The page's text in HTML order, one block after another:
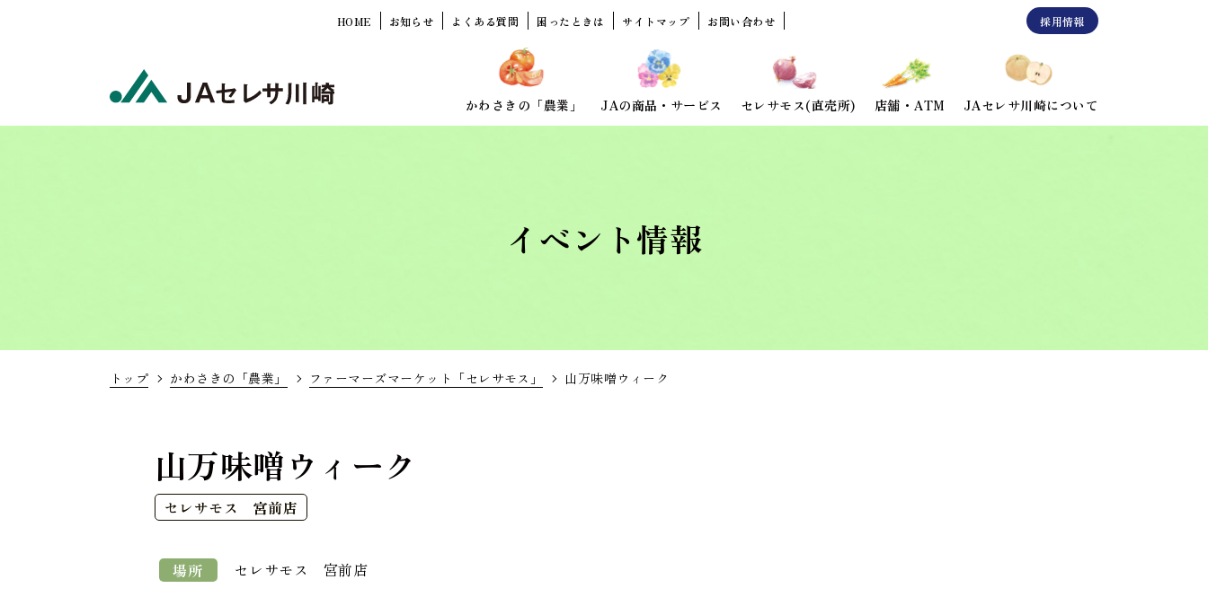
HOME お知らせ よくある質問 困ったときは サイトマップ お問い合わせ 採用情報
かわさきの「農業」 JAの商品・サービス セレサモス(直売所) 店舗・ATM JAセレサ川崎について
イベント情報
トップ かわさきの「農業」 ファーマーズマーケット「セレサモス」 山万味噌ウィーク
山万味噌ウィーク
セレサモス 宮前店
場所
セレサモス 宮前店